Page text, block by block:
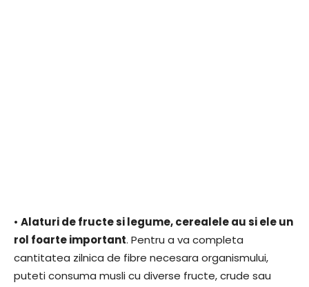
• Alaturi de fructe si legume, cerealele au si ele un
rol foarte important. Pentru a va completa
cantitatea zilnica de fibre necesara organismului,
puteti consuma musli cu diverse fructe, crude sau